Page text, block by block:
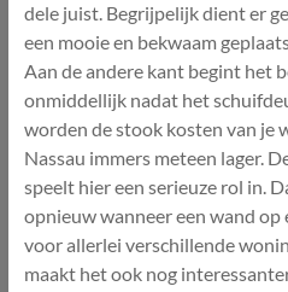
dele juist. Begrijpelijk dient er
een mooie en bekwaam
Aan de andere kant begint het
onmiddellijk nadat het
worden de stook kosten van je
Nassau immers meteen lager.
speelt hier een serieuze rol in.
opnieuw wanneer een wand op
voor allerlei verschillende
maakt het ook nog